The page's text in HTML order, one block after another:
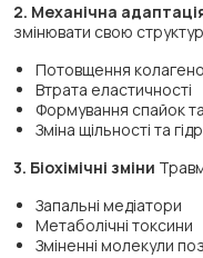
2. Механічна
змінювати свою
Потовщення
Втрата еластичності
Формування спайок
Зміна щільності та
3. Біохімічні зміни
Запальні медіатори
Метаболічні токсини
Зміненні молекули